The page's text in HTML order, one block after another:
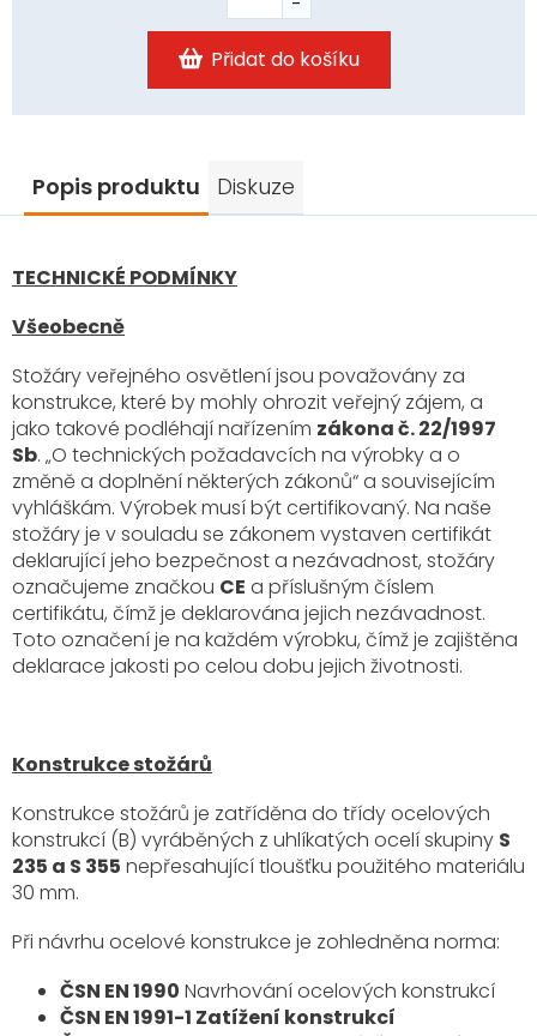
Přidat do košíku
Popis produktu Diskuze
TECHNICKÉ PODMÍNKY
Všeobecně
Stožáry veřejného osvětlení jsou považovány za
konstrukce, které by mohly ohrozit veřejný zájem, a
jako takové podléhají nařízením zákona č. 22/1997
Sb. „O technických požadavcích na výrobky a o
změně a doplnění některých zákonů“ a souvisejícím
vyhláškám. Výrobek musí být certifikovaný. Na naše
stožáry je v souladu se zákonem vystaven certifikát
deklarující jeho bezpečnost a nezávadnost, stožáry
označujeme značkou CE a příslušným číslem
certifikátu, čímž je deklarována jejich nezávadnost.
Toto označení je na každém výrobku, čímž je zajištěna
deklarace jakosti po celou dobu jejich životnosti.
Konstrukce stožárů
Konstrukce stožárů je zatříděna do třídy ocelových
konstrukcí (B) vyráběných z uhlíkatých ocelí skupiny S
235 a S 355 nepřesahující tloušťku použitého materiálu
30 mm.
Při návrhu ocelové konstrukce je zohledněna norma:
ČSN EN 1990 Navrhování ocelových konstrukcí
ČSN EN 1991-1 Zatížení konstrukcí